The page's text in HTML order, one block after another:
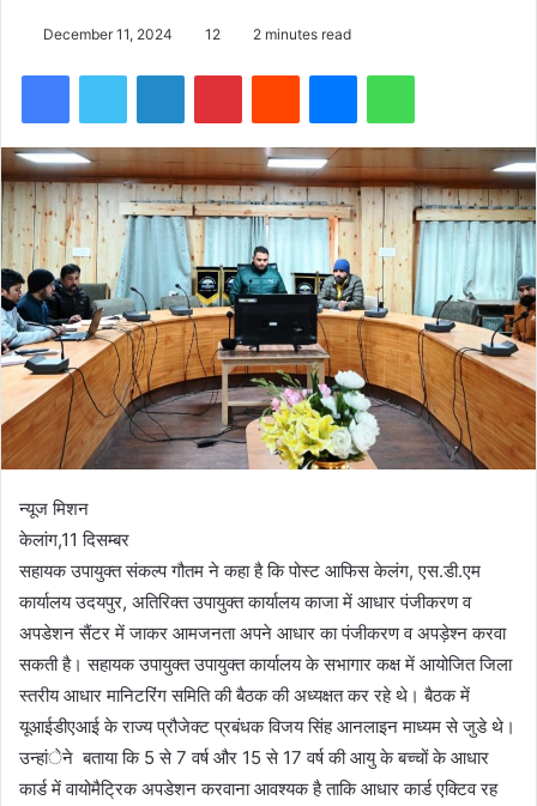
December 11, 2024 12 2 minutes read
न्यूज मिशन
केलांग,11 दिसम्बर
सहायक उपायुक्त संकल्प गौतम ने कहा है कि पोस्ट आफिस केलंग, एस.डी.एम
कार्यालय उदयपुर, अतिरिक्त उपायुक्त कार्यालय काजा में आधार पंजीकरण व
अपडेशन सैंटर में जाकर आमजनता अपने आधार का पंजीकरण व अपड़ेश्न करवा
सकती है। सहायक उपायुक्त उपायुक्त कार्यालय के सभागार कक्ष में आयोजित जिला
स्तरीय आधार मानिटरिंग समिति की बैठक की अध्यक्षत कर रहे थे। बैठक में
यूआईडीएआई के राज्य प्रौजेक्ट प्रबंधक विजय सिंह आनलाइन माध्यम से जुडे थे।
उन्हांेने बताया कि 5 से 7 वर्ष और 15 से 17 वर्ष की आयु के बच्चों के आधार
कार्ड में वायोमैट्रिक अपडेशन करवाना आवश्यक है ताकि आधार कार्ड एक्टिव रह